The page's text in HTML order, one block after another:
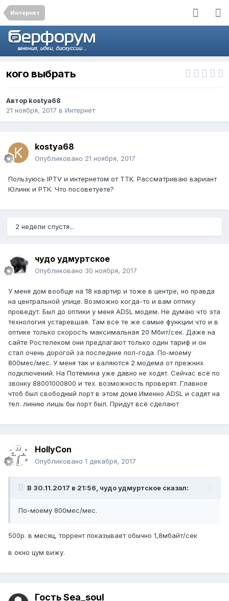
Интернет
кого выбрать
Автор kostya68
21 ноября, 2017 в Интернет
kostya68
Опубликовано 21 ноября, 2017
Пользуюсь IPTV и интернетом от ТТК. Рассматриваю вариант
Юлинк и РТК. Что посоветуете?
2 недели спустя...
чудо удмуртское
Опубликовано 30 ноября, 2017
У меня дом вообще на 18 квартир и тоже в центре, но правда
на центральной улице. Возможно когда-то и вам оптику
проведут. Был до оптики у меня ADSL модем. Не думаю что эта
технология устаревшая. Там все те же самые функции что и в
оптике только скорость максимальная 20 Мбит/сек. Даже на
сайте Ростелеком они предлагают только один тариф и он
стал очень дорогой за последние пол-года. По-моему
800мес/мес. У меня так и валяются 2 модема от прежних
подключений. На Потёмина уже давно не ходят. Сейчас всё по
звонку 88001000800 и тех. возможность проверят. Главное
чтоб был свободный порт в этом доме.Именно ADSL и садят на
тел. линию лишь бы порт был. Придут всё сделают
HollyCon
Опубликовано 1 декабря, 2017
В 30.11.2017 в 21:56, чудо удмуртское сказал:
По-моему 800мес/мес.
500р. в месяц, торрент показывает обычно 1,8мбайт/сек
в окно цум вижу.
Гость Sea_soul